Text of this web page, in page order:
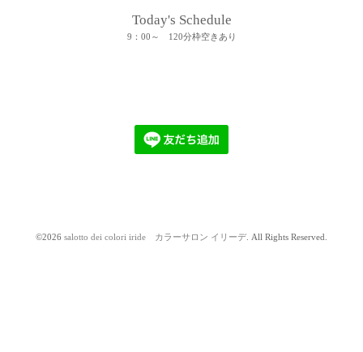
Today's Schedule
9：00～ 120分枠空きあり
©2026 salotto dei colori iride カラーサロン イリーデ. All Rights Reserved.